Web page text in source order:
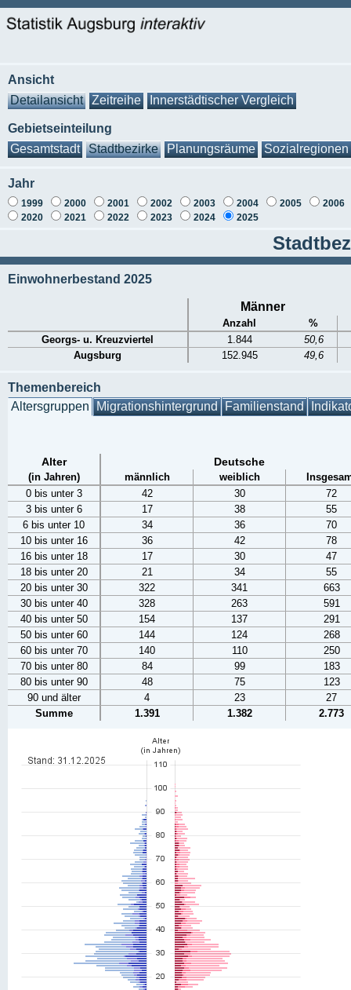
Ansicht
Detailansicht
Zeitreihe Innerstädtischer Vergleich
Gebietseinteilung
Gesamtstadt
Stadtbezirke Planungsräume Sozialregionen
Jahr
1999 2000 2001 2002 2003 2004 2005
2006
2020
2021 2022 2023 2024 2025
Einwohnerbestand 2025
Männer
Anzahl
%
Georgs- u. Kreuzviertel
1.844
50,6
Augsburg
152.945 49,6
Themenbereich
Altersgruppen Migrationshintergrund Familienstand
Alter Deutsche
(in Jahren) männlich weiblich
0 bis unter 3
42 30
72
3 bis unter 6
17 38
55
6 bis unter 10
34 36
70
10 bis unter 16
36 42
78
16 bis unter 18
17 30
47
18 bis unter 20
21 34
55
20 bis unter 30
322 341
663
30 bis unter 40
328 263
591
40 bis unter 50
154 137
291
50 bis unter 60
144 124
268
60 bis unter 70
140 110
250
70 bis unter 80
84 99
183
80 bis unter 90
48 75
123
90 und älter
4 23
27
Summe
1.391 1.382 2.773